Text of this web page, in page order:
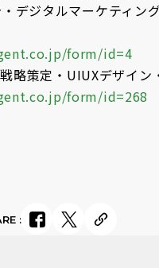
デジタルマーケティン
form/id=4
略策定・UIUXデザイン
form/id=268
: